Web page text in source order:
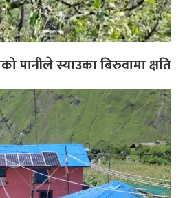
पानीले स्याउका बिरुवामा क्षति